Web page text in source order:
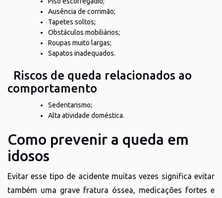
Ausência de corrimão;
Tapetes soltos;
Obstáculos mobiliários;
Roupas muito largas;
Sapatos inadequados.
Riscos de queda relacionados ao
comportamento
Sedentarismo;
Alta atividade doméstica.
Como prevenir a queda em
idosos
Evitar esse tipo de acidente muitas vezes significa evitar
também uma grave fratura óssea, medicações fortes e